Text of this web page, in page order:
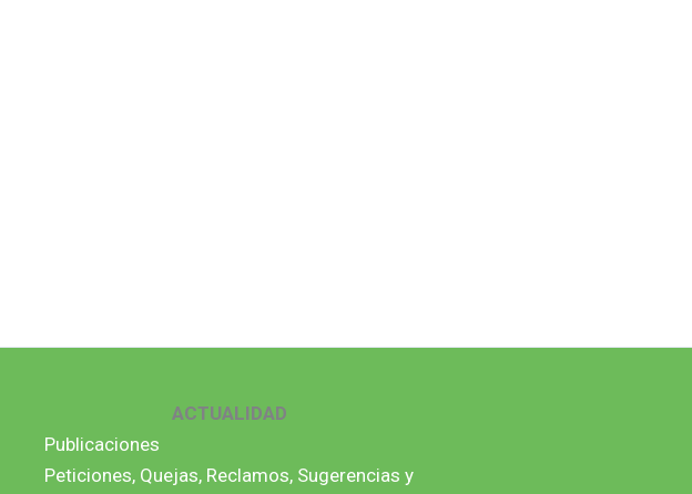
ACTUALIDAD
Publicaciones
Peticiones, Quejas, Reclamos, Sugerencias y